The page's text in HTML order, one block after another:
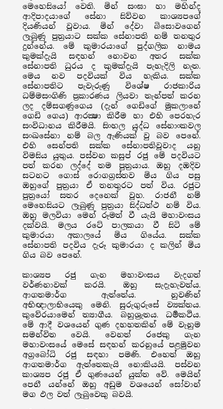
මෙහෙසියෝ වෙති. මින් සංඝා හා මහින්ද
ආදිපාදයාගේ සේනා සිව්වන කාශ්‍යපගේ
දියණියන් වූවාය. මින් දේවා බිසොවගෙන්
ලැබුණු පුත්‍රයාට සක්ක සේනාපති නම් තනතුර
දුන්නේය. මේ කුමාරයාගේ පුද්ගලික නාමය
කුමක්දැයි සඳහන් නොවන අතර සක්ක
සේනාපති ධුරය ද කුමක්දැයි පැහැදිලි නැත.
මෙය නව පදවියක් විය හැකිය. සක්ක
සේනාපතිට පැවැරුණු විශේෂ රාජකාරිය
ධම්මසංගිණි ප්‍රකාරණය ලියවා තැන්පත් කරන
ලද දම්සගණුගෙය (දැන් ගෙඩිගේ මුකලානේ
ගෙඩි ගෙය) ආරක්‍ෂා කිරීම හා එහි පෙරහැර
සංවිධානය කිරීමයි. සිංහල යුද්ධ සේනාංකවල
සංඛසේනා නම් බල ඇණියක් වු බව පෙනේ.
එහි සෙන්පති සක්ක සේනාපතිවූවාද යනු
විමසිය යුතුය. පස්වන කසුප් රජු මේ පදවියට
පත් කරන ලද්දේ තම පුත්‍රයාය. ඔහු දඹදිව
සටනට ගොස් රොගග්‍රස්තව මිය ගිය පසු
ඔහුගේ පුත්‍රයා ඒ තනතුරට පත් විය. රජුට
පුත්‍රයෝ සතර දෙනෙක් වූහ. රාජනී නම්
මෙහෙසියට ලැබුණු පුත්‍රයා සිද්ධත්ථ නම් විය.
ඔහු මලවියා මෙන් රූමත් වී යැයි මහාවංසය
දක්වයි. මලය රටේ පාලකයා වී සිටි මේ
කුමාරයා අකාලයේ මිය ගියේය. සක්ක
සේනාපති පදවිය දැරූ කුමාරයා ද කලින් මිය
ගිය බව පෙනේ.
කාශ්‍යප රජු ගැන මහාවංසය වැදගත්
වර්ණනාවක් කරයි. ඔහු සැදැහැවත්ය.
ආගතමාර්ග ඇත්තේය. නුවණින්
අභිඥාලාභියෙකු මෙනි. සුරුගුරුසේ ව්‍යක්තය.
කුවේරයාමෙන් ත්‍යාගීය. බහුශ්‍රැතය. ධර්‍මකථිය.
මේ ආදී වශයෙන් ගුණ දහහතකින් මේ වැනුම
සමන්විත වෙයි. වෙනත් රජෙකු ගැන
මහාවංසයේ මෙසේ සඳහන් කරනුයේ පළමුවන
අග්‍රබෝධි රජු සඳහා පමණි. එහෙත් ඔහු
ආගතමාර්ග ඇත්තෙකැයි නොකියයි. පස්වන
කාශ්‍යප රජු ඒ ගුණයෙන් යුක්ත වේ. මෙයින්
පෙනී යන්නේ ඔහු අඩුම වශයෙන් සෝවාන්
මග ඵල වත් ලැබුවෙකු බවයි.